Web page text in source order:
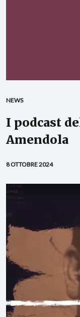
NEWS
I podcast
Amendola
8 OTTOBRE 2024